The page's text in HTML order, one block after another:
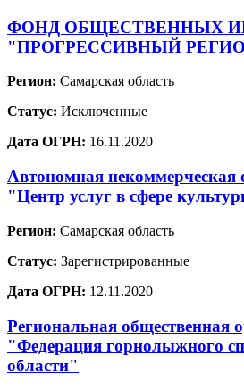
ФОНД ОБЩЕСТВЕННЫХ
"ПРОГРЕССИВНЫЙ
Регион: Самарская область
Статус: Исключенные
Дата ОГРН: 16.11.2020
Автономная некоммерческая
"Центр услуг в сфере
Регион: Самарская область
Статус: Зарегистрированные
Дата ОГРН: 12.11.2020
Региональная общественная
"Федерация горнолыжного
области"